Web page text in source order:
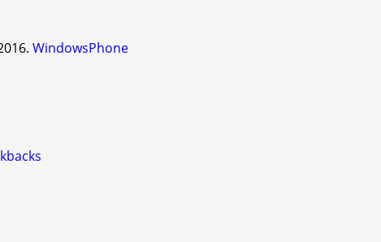
. WindowsPhone